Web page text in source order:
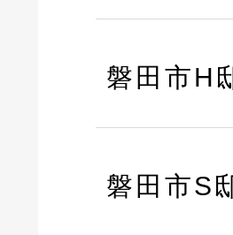
磐田市H
磐田市S